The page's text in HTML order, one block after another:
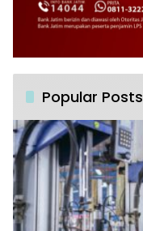
Popular Posts